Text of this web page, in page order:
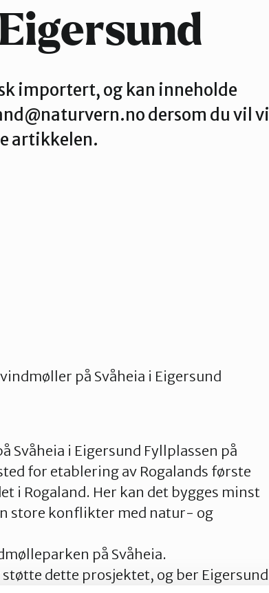
importert, og kan inneholde
dersom du vil vi
artikkelen.
på Svåheia i Eigersund
i Eigersund Fyllplassen på
for etablering av Rogalands første
Rogaland. Her kan det bygges minst
store konflikter med natur- og
på Svåheia.
dette prosjektet, og ber Eigersund